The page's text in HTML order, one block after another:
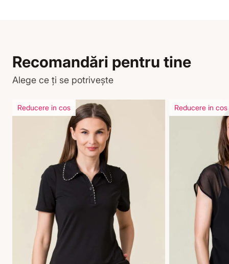
Recomandări pentru tine
Alege ce ți se potrivește
Reducere in cos Reducere in cos